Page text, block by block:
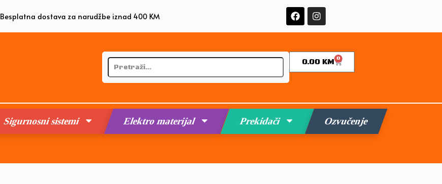
Besplatna dostava za narudžbe iznad 400 KM
0.00 KM 0
Sigurnosni sistemi Elektro materijal Prekidači Ozvučenje